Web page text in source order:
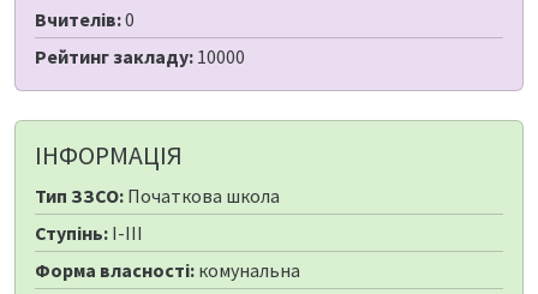
Вчителів:0
Рейтинг закладу: 10000
ІНФОРМАЦІЯ
Тип ЗЗСО: Початкова школа
Ступінь: I-III
Форма власності: комунальна